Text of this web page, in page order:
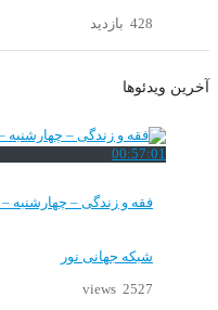
428 بازدید
آخرین ویدئوها
00:57:01
فقه و زندگی – چهارشنبه – ۲۸ تیر ۱۴۰۲
شبکه جهانی نور
2527 views